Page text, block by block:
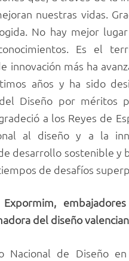
nuestras vidas.
No hay mejor
Es el
innovación más ha
años y ha sido
Diseño por méritos
a los Reyes de
al diseño y a la
desarrollo sostenible y
de desafíos
del diseño
Nacional de Diseño